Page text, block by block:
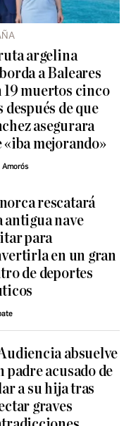
argelina
a Baleares
19 muertos cinco
después de que
asegurara
«iba mejorando»
Amorós
rescatará
antigua nave
para
en un gran
de deportes
absuelve
padre acusado de
a su hija tras
graves